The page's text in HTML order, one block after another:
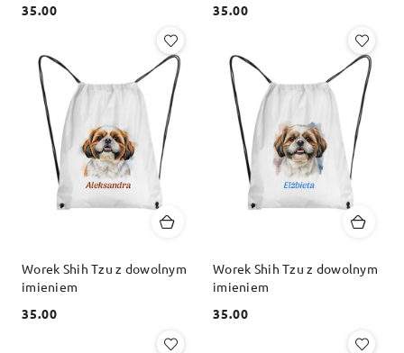
Cena:
35.00
Cena:
35.00
Worek Shih Tzu z dowolnym
imieniem
Cena:
35.00
Worek Shih Tzu z dowolnym
imieniem
Cena:
35.00